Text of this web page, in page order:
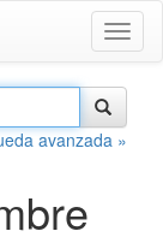
avanzada »